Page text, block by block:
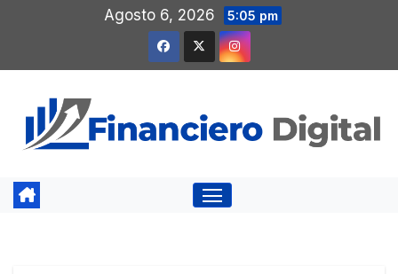
contenido
Agosto 6, 2026 5:05 pm